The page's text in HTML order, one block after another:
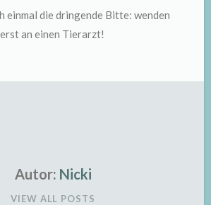
einmal die dringende Bitte: wenden
an einen Tierarzt!
Autor: Nicki
VIEW ALL POSTS